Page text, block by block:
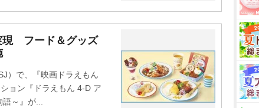
現 フード＆グッズ
）で、『映画ドラえもん
ョン『ドラえもん 4-D ア
語～』が...